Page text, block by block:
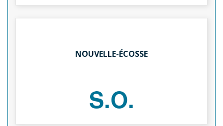
NOUVELLE-ÉCOSSE
S.O.